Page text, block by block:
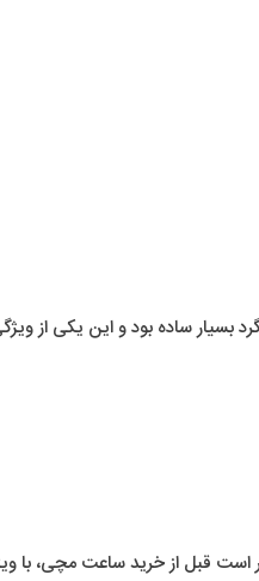
ساده بود و این یکی از
قبل از خرید ساعت مچی، با